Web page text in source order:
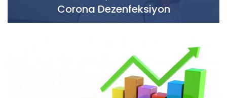
Corona Dezenfeksiyon